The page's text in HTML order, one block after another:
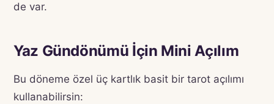
de var.
Yaz Gündönümü İçin Mini Açılım
Bu döneme özel üç kartlık basit bir tarot açılımı
kullanabilirsin: